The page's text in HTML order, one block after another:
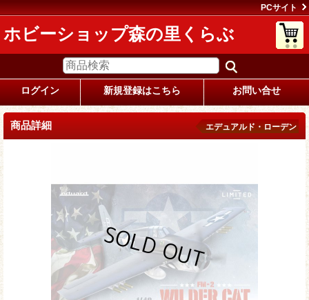
PCサイト
ホビーショップ森の里くらぶ
ログイン 新規登録はこちら お問い合せ
商品詳細 エデュアルド・ローデン